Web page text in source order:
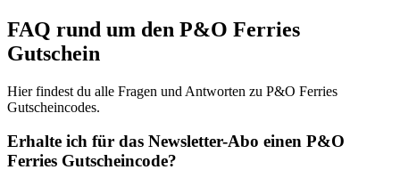
FAQ rund um den P&O Ferries
Gutschein
Hier findest du alle Fragen und Antworten zu P&O Ferries
Gutscheincodes.
Erhalte ich für das Newsletter-Abo einen P&O
Ferries Gutscheincode?